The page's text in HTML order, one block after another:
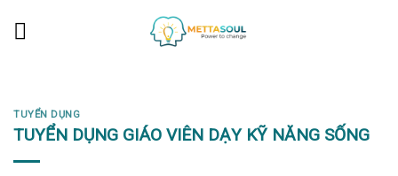
TUYỂN DỤNG
TUYỂN DỤNG GIÁO VIÊN DẠY KỸ NĂNG SỐNG